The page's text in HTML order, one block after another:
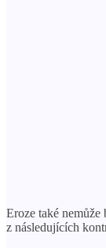
Eroze také nemůže
z následujících